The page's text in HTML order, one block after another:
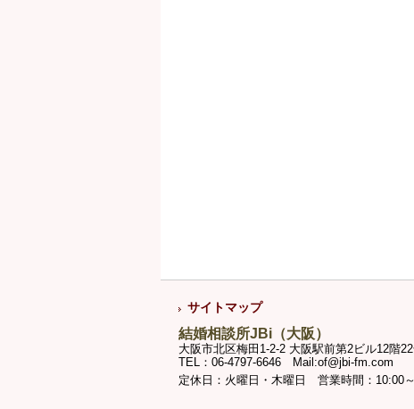
サイトマップ
結婚相談所JBi（大阪）
大阪市北区梅田1-2-2 大阪駅前第2ビル12階
TEL：06-4797-6646 Mail:of@jbi-fm.com
定休日：火曜日・木曜日 営業時間：10:00